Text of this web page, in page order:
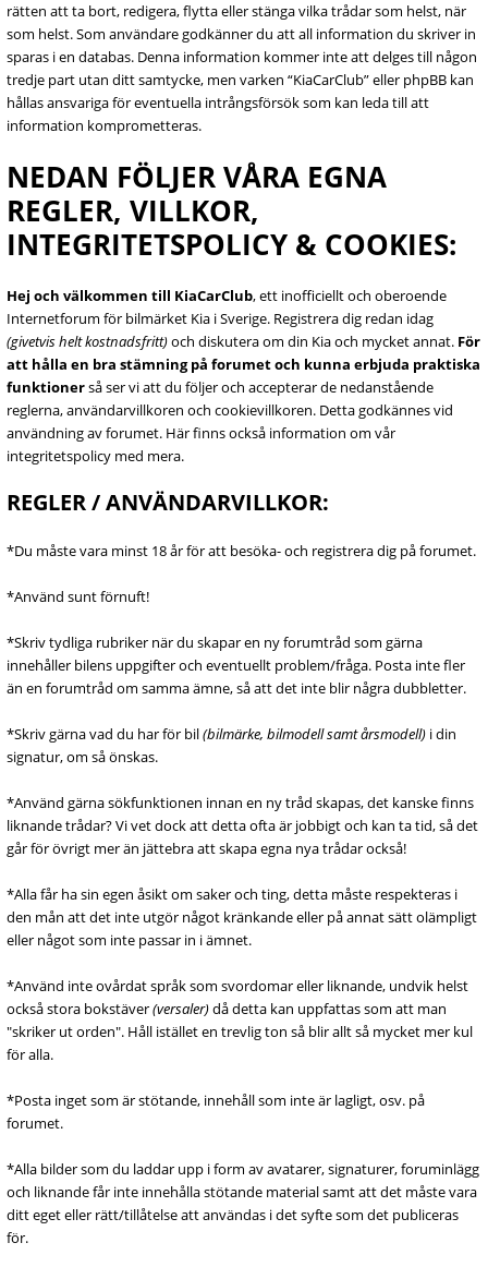
rätten att ta bort, redigera, flytta eller stänga vilka trådar som helst, när
som helst. Som användare godkänner du att all information du skriver in
sparas i en databas. Denna information kommer inte att delges till någon
tredje part utan ditt samtycke, men varken “KiaCarClub” eller phpBB kan
hållas ansvariga för eventuella intrångsförsök som kan leda till att
information komprometteras.
NEDAN FÖLJER VÅRA EGNA
REGLER, VILLKOR,
INTEGRITETSPOLICY & COOKIES:
Hej och välkommen till KiaCarClub, ett inofficiellt och oberoende
Internetforum för bilmärket Kia i Sverige. Registrera dig redan idag
(givetvis helt kostnadsfritt)och diskutera om din Kia och mycket annat. För
att hålla en bra stämning på forumet och kunna erbjuda praktiska
funktionerså ser vi att du följer och accepterar de nedanstående
reglerna, användarvillkoren och cookievillkoren. Detta godkännes vid
användning av forumet. Här finns också information om vår
integritetspolicy med mera.
REGLER / ANVÄNDARVILLKOR:
*Du måste vara minst 18 år för att besöka- och registrera dig på forumet.
*Använd sunt förnuft!
*Skriv tydliga rubriker när du skapar en ny forumtråd som gärna
innehåller bilens uppgifter och eventuellt problem/fråga. Posta inte fler
än en forumtråd om samma ämne, så att det inte blir några dubbletter.
*Skriv gärna vad du har för bil(bilmärke, bilmodell samt årsmodell) i din
signatur, om så önskas.
*Använd gärna sökfunktionen innan en ny tråd skapas, det kanske finns
liknande trådar? Vi vet dock att detta ofta är jobbigt och kan ta tid, så det
går för övrigt mer än jättebra att skapa egna nya trådar också!
*Alla får ha sin egen åsikt om saker och ting, detta måste respekteras i
den mån att det inte utgör något kränkande eller på annat sätt olämpligt
eller något som inte passar in i ämnet.
*Använd inte ovårdat språk som svordomar eller liknande, undvik helst
också stora bokstäver(versaler)då detta kan uppfattas som att man
"skriker ut orden". Håll istället en trevlig ton så blir allt så mycket mer kul
för alla.
*Posta inget som är stötande, innehåll som inte är lagligt, osv. på
forumet.
*Alla bilder som du laddar upp i form av avatarer, signaturer, foruminlägg
och liknande får inte innehålla stötande material samt att det måste vara
ditt eget eller rätt/tillåtelse att användas i det syfte som det publiceras
för.